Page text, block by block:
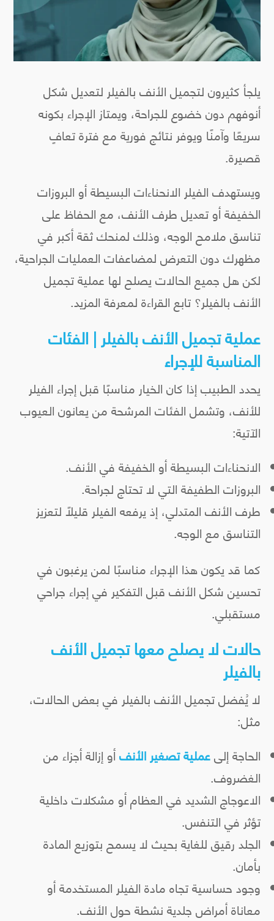
يلجأ كثيرون لتجميل الأنف بالفيلر لتعديل شكل
أنوفهم دون خضوع للجراحة، ويمتاز الإجراء بكونه
سريعًا وآمنًا ويوفر نتائج فورية مع فترة تعافٍ
قصيرة.
ويستهدف الفيلر الانحناءات البسيطة أو البروزات
الخفيفة أو تعديل طرف الأنف، مع الحفاظ على
تناسق ملامح الوجه، وذلك لمنحك ثقة أكبر في
مظهرك دون التعرض لمضاعفات العمليات الجراحية،
لكن هل جميع الحالات يصلح لها عملية تجميل
الأنف بالفيلر؟ تابع القراءة لمعرفة المزيد.
عملية تجميل الأنف بالفيلر | الفئات
المناسبة للإجراء
يحدد الطبيب إذا كان الخيار مناسبًا قبل إجراء الفيلر
للأنف، وتشمل الفئات المرشحة من يعانون العيوب
الآتية:
الانحناءات البسيطة أو الخفيفة في الأنف.
البروزات الطفيفة التي لا تحتاج لجراحة.
طرف الأنف المتدلي، إذ يرفعه الفيلر قليلًا لتعزيز
التناسق مع الوجه.
كما قد يكون هذا الإجراء مناسبًا لمن يرغبون في
تحسين شكل الأنف قبل التفكير في إجراء جراحي
مستقبلي.
حالات لا يصلح معها تجميل الأنف
بالفيلر
لا يُفضل تجميل الأنف بالفيلر في بعض الحالات،
مثل:
الحاجة إلىعملية تصغير الأنفأو إزالة أجزاء من
الغضروف.
الاعوجاج الشديد في العظام أو مشكلات داخلية
تؤثر في التنفس.
الجلد رقيق للغاية بحيث لا يسمح بتوزيع المادة
بأمان.
وجود حساسية تجاه مادة الفيلر المستخدمة أو
معاناة أمراض جلدية نشطة حول الأنف.